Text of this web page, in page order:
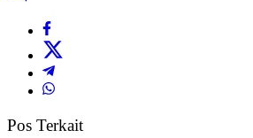
Pos Terkait